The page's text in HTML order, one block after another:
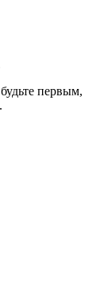
первым,